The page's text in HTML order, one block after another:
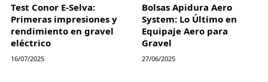
Test Conor E-Selva:
Primeras impresiones y
rendimiento en gravel
eléctrico
16/07/2025
Bolsas Apidura Aero
System: Lo Último en
Equipaje Aero para
Gravel
27/06/2025